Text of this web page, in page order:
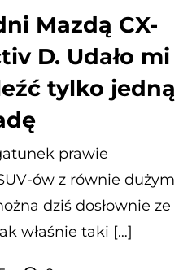
Mazdą CX-
D. Udało mi
tylko jedną
prawie
ów z równie dużym
dziś dosłownie ze
właśnie taki […]